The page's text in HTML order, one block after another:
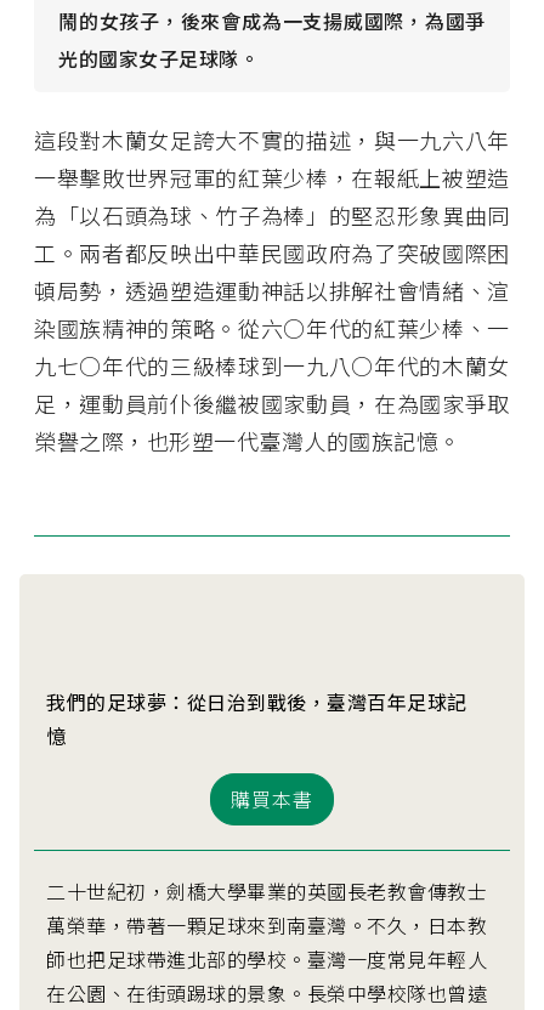
鬧的女孩子，後來會成為一支揚威國際，為國爭
光的國家女子足球隊。
這段對木蘭女足誇大不實的描述，與一九六八年
一舉擊敗世界冠軍的紅葉少棒，在報紙上被塑造
為「以石頭為球、竹子為棒」的堅忍形象異曲同
工。兩者都反映出中華民國政府為了突破國際困
頓局勢，透過塑造運動神話以排解社會情緒、渲
染國族精神的策略。從六○年代的紅葉少棒、一
九七○年代的三級棒球到一九八○年代的木蘭女
足，運動員前仆後繼被國家動員，在為國家爭取
榮譽之際，也形塑一代臺灣人的國族記憶。
我們的足球夢：從日治到戰後，臺灣百年足球記
憶
購買本書
二十世紀初，劍橋大學畢業的英國長老教會傳教士
萬榮華，帶著一顆足球來到南臺灣。不久，日本教
師也把足球帶進北部的學校。臺灣一度常見年輕人
在公園、在街頭踢球的景象。長榮中學校隊也曾遠